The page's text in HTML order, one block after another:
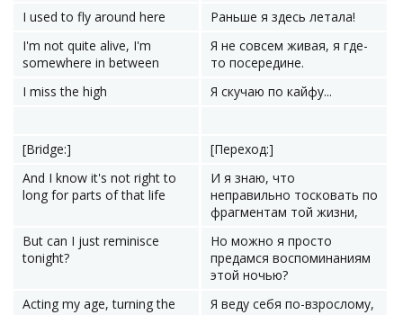
I used to fly around here
Раньше я здесь летала!
I'm not quite alive, I'm
somewhere in between
Я не совсем живая, я где-
то посередине.
I miss the high
Я скучаю по кайфу...
[Bridge:]
[Переход:]
And I know it's not right to
long for parts of that life
И я знаю, что
неправильно тосковать по
фрагментам той жизни,
But can I just reminisce
tonight?
Но можно я просто
предамся воспоминаниям
этой ночью?
Acting my age, turning the
Я веду себя по-взрослому,